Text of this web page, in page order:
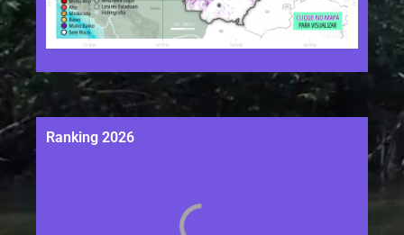
Ranking 2026